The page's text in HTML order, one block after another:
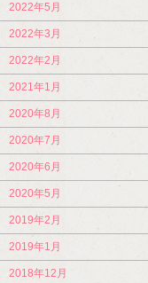
2022年5月
2022年3月
2022年2月
2021年1月
2020年8月
2020年7月
2020年6月
2020年5月
2019年2月
2019年1月
2018年12月